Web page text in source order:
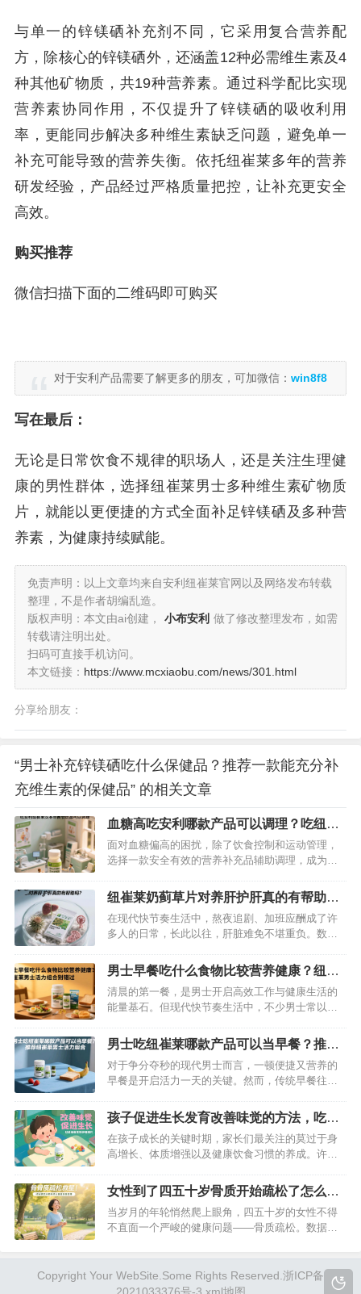
与单一的锌镁硒补充剂不同，它采用复合营养配
方，除核心的锌镁硒外，还涵盖12种必需维生素及4
种其他矿物质，共19种营养素。通过科学配比实现
营养素协同作用，不仅提升了锌镁硒的吸收利用
率，更能同步解决多种维生素缺乏问题，避免单一
补充可能导致的营养失衡。依托纽崔莱多年的营养
研发经验，产品经过严格质量把控，让补充更安全
高效。
购买推荐
微信扫描下面的二维码即可购买
对于安利产品需要了解更多的朋友，可加微信： win8f8
写在最后：
无论是日常饮食不规律的职场人，还是关注生理健
康的男性群体，选择纽崔莱男士多种维生素矿物质
片，就能以更便捷的方式全面补足锌镁硒及多种营
养素，为健康持续赋能。
免责声明：以上文章均来自安利纽崔莱官网以及网络发布转载
整理，不是作者胡编乱造。
版权声明：本文由ai创建，
小布安利 做了修改整理发布，如需
转载请注明出处。
扫码可直接手机访问。
本文链接： https://www.mcxiaobu.com/news/301.html
分享给朋友：
“男士补充锌镁硒吃什么保健品？推荐一款能充分补
充维生素的保健品” 的相关文章
血糖高吃安利哪款产品可以调理？吃纽崔
莱汉本萃蘅怡饮品非常有效
面对血糖偏高的困扰，除了饮食控制和运动管理，
选择一款安全有效的营养补充品辅助调理，成为许
汉本萃衡怡饮品凭借“药食同源”理念与现代营养科技
的结合，成为调理血糖的优质之选。它如何从根源
改善血糖代谢？又有哪些值得信赖的优势？今天就
为大家详细解析。…
纽崔莱奶蓟草片对养肝护肝真的有帮助
吗？详细为你揭秘
在现代快节奏生活中，熬夜追剧、加班应酬成了许
多人的日常，长此以往，肝脏难免不堪重负。数据
肝愈发重要。在众多护肝产品里，纽崔莱奶蓟草片
备受关注，它真能守护肝脏健康吗？我们一起深入
探究。…
男士早餐吃什么食物比较营养健康？纽崔
莱男士活力组合别错过
清晨的第一餐，是男士开启高效工作与健康生活的
能量基石。但现代快节奏生活中，不少男士常以包
乏。科学搭配的早餐需要兼顾蛋白质、维生素、矿
物质等核心营养，而纽崔莱男士活力组合以精准配
方，为忙碌的男士提供了便捷又专业的营养解决方
案。…
男士吃纽崔莱哪款产品可以当早餐？推荐
纽崔莱男士活力组合
对于争分夺秒的现代男士而言，一顿便捷又营养的
早餐是开启活力一天的关键。然而，传统早餐往往
力组合凭借科学配方与高效营养供给，成为男士早
餐的理想解决方案，让健康与便捷兼得。…
孩子促进生长发育改善味觉的方法，吃这
款纽崔莱铁锌咀嚼片不错
在孩子成长的关键时期，家长们最关注的莫过于身
高增长、体质增强以及健康饮食习惯的养成。许多
这些问题往往与微量元素缺乏密切相关。科学研究
表明，铁和锌作为人体必需的微量元素，在儿童生
长发育与味觉调节中发挥着不可替代的作用。纽崔
莱铁锌咀嚼片凭借专业的营养配方，成为…
女性到了四五十岁骨质开始疏松了怎么
办？吃这款产品可以改善
当岁月的年轮悄然爬上眼角，四五十岁的女性不得
不直面一个严峻的健康问题——骨质疏松。数据显
酸背痛、身高变矮、轻微碰撞就骨折……这些症状
不仅严重影响生活质量，更像一颗“健康炸弹”，随时
Copyright Your WebSite.Some Rights Reserved. 浙ICP备